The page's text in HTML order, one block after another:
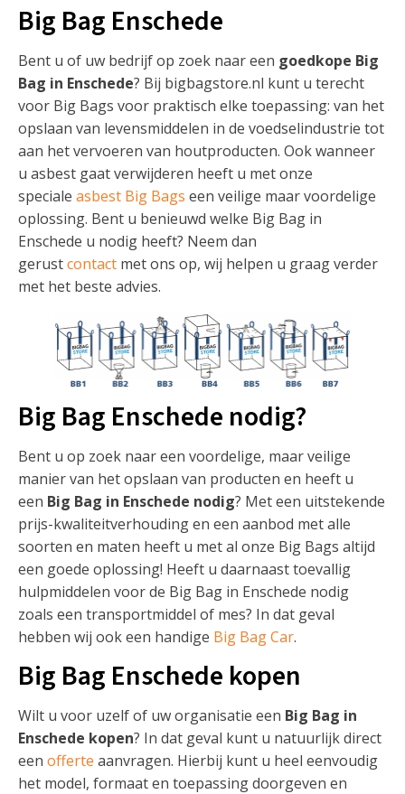
Big Bag Enschede
Bent u of uw bedrijf op zoek naar een goedkope Big
Bag in Enschede? Bij bigbagstore.nl kunt u terecht
voor Big Bags voor praktisch elke toepassing: van het
opslaan van levensmiddelen in de voedselindustrie tot
aan het vervoeren van houtproducten. Ook wanneer
u asbest gaat verwijderen heeft u met onze
speciale asbest Big Bags een veilige maar voordelige
oplossing. Bent u benieuwd welke Big Bag in
Enschede u nodig heeft? Neem dan
gerustcontact met ons op, wij helpen u graag verder
met het beste advies.
Big Bag Enschede nodig?
Bent u op zoek naar een voordelige, maar veilige
manier van het opslaan van producten en heeft u
een Big Bag in Enschede nodig? Met een uitstekende
prijs-kwaliteitverhouding en een aanbod met alle
soorten en maten heeft u met al onze Big Bags altijd
een goede oplossing! Heeft u daarnaast toevallig
hulpmiddelen voor de Big Bag in Enschede nodig
zoals een transportmiddel of mes? In dat geval
hebben wij ook een handige Big Bag Car.
Big Bag Enschede kopen
Wilt u voor uzelf of uw organisatie een Big Bag in
Enschede kopen? In dat geval kunt u natuurlijk direct
een offerte aanvragen. Hierbij kunt u heel eenvoudig
het model, formaat en toepassing doorgeven en